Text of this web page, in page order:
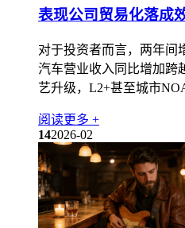
表现公司贸易化落成
对于投资者而言，两年间
汽车营业收入同比增加跨
艺升级，L2+甚至城市
阅读更多 +
142026-02